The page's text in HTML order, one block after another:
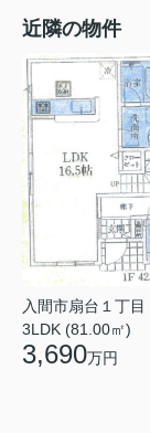
近隣の物件
入間市扇台１丁目
3LDK (81.00㎡)
3,690万円